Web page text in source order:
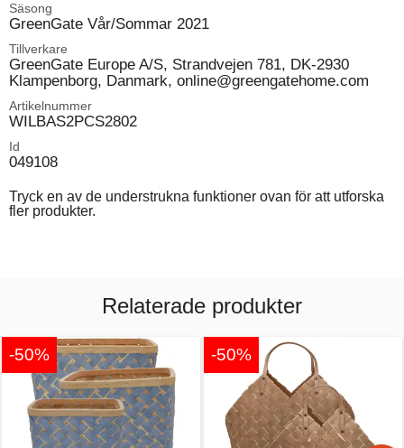
Säsong
GreenGate Vår/Sommar 2021
Tillverkare
GreenGate Europe A/S, Strandvejen 781, DK-2930
Klampenborg, Danmark, online@greengatehome.com
Artikelnummer
WILBAS2PCS2802
Id
049108
Tryck en av de understrukna funktioner ovan för att utforska
fler produkter.
Relaterade produkter
-50% -50%